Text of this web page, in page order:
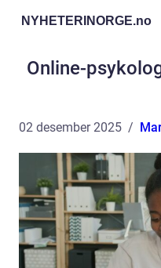
NYHETERINORGE.no
Online-
02 desember 2025